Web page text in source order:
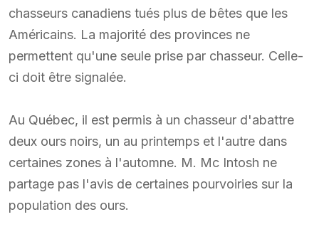
chasseurs canadiens tués plus de bêtes que les
Américains. La majorité des provinces ne
permettent qu'une seule prise par chasseur. Celle-
ci doit être signalée.
Au Québec, il est permis à un chasseur d'abattre
deux ours noirs, un au printemps et l'autre dans
certaines zones à l'automne. M. Mc Intosh ne
partage pas l'avis de certaines pourvoiries sur la
population des ours.